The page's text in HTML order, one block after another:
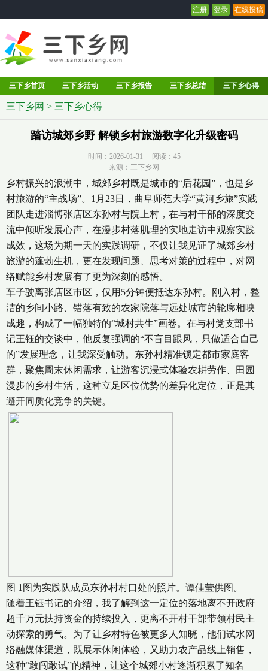
注册 登录 在线投稿
三下乡首页 三下乡活动 三下乡报告 三下乡总结 三下乡心得
三下乡网 > 三下乡心得
踏访城郊乡野 解锁乡村旅游数字化升级密码
时间：2026-01-31 阅读： 45
来源：三下乡网
乡村振兴的浪潮中，城郊乡村既是城市的“后花园”，也是乡
村旅游的“主战场”。1月23日，曲阜师范大学“黄河乡旅”实践
团队走进淄博张店区东孙村与院上村，在与村干部的深度交
流中倾听发展心声，在漫步村落肌理的实地走访中观察实践
成效，这场为期一天的实践调研，不仅让我见证了城郊乡村
旅游的蓬勃生机，更在发现问题、思考对策的过程中，对网
络赋能乡村发展有了更为深刻的感悟。
车子驶离张店区市区，仅用5分钟便抵达东孙村。刚入村，整
洁的乡间小路、错落有致的农家院落与远处城市的轮廓相映
成趣，构成了一幅独特的“城村共生”画卷。在与村党支部书
记王钰的交谈中，他反复强调的“不盲目跟风，只做适合自己
的”发展理念，让我深受触动。东孙村精准锁定都市家庭客
群，聚焦周末休闲需求，让游客沉浸式体验农耕劳作、田园
漫步的乡村生活，这种立足区位优势的差异化定位，正是其
避开同质化竞争的关键。
图 1图为实践队成员东孙村村口处的照片。谭佳莹供图。
随着王钰书记的介绍，我了解到这一定位的落地离不开政府
超千万元扶持资金的持续投入，更离不开村干部带领村民主
动探索的勇气。为了让乡村特色被更多人知晓，他们试水网
络融媒体渠道，既展示休闲体验，又助力农产品线上销售，
这种“敢闯敢试”的精神，让这个城郊小村逐渐积累了知名